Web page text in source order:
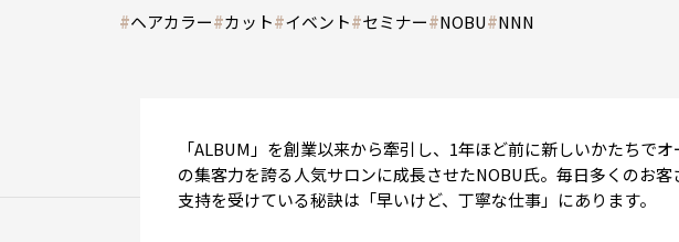
#ヘアカラー#カット#イベント#セミナー#NOBU#NNN
「ALBUM」を創業以来から牽引し、1年ほど前に新しいかたちで
の集客力を誇る人気サロンに成長させたNOBU氏。毎日多くのお
支持を受けている秘訣は「早いけど、丁寧な仕事」にあります。